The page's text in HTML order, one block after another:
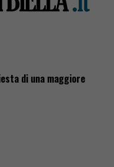
di una maggiore